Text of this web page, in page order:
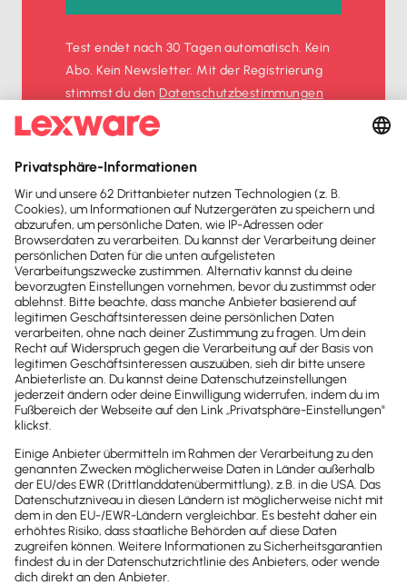
Test endet nach 30 Tagen automatisch. Kein
Abo. Kein Newsletter. Mit der Registrierung
stimmst du denDatenschutz­bestimmungen
und denAGBzu.
Sofort50%
Newsletter
Brandheiße
News direkt in
dein Postfach
wichtige News zu
Gesetzesänderungen,
hilfreiche Praxis-Tipps und
kostenlose Tools für
Unternehmen erhalten?